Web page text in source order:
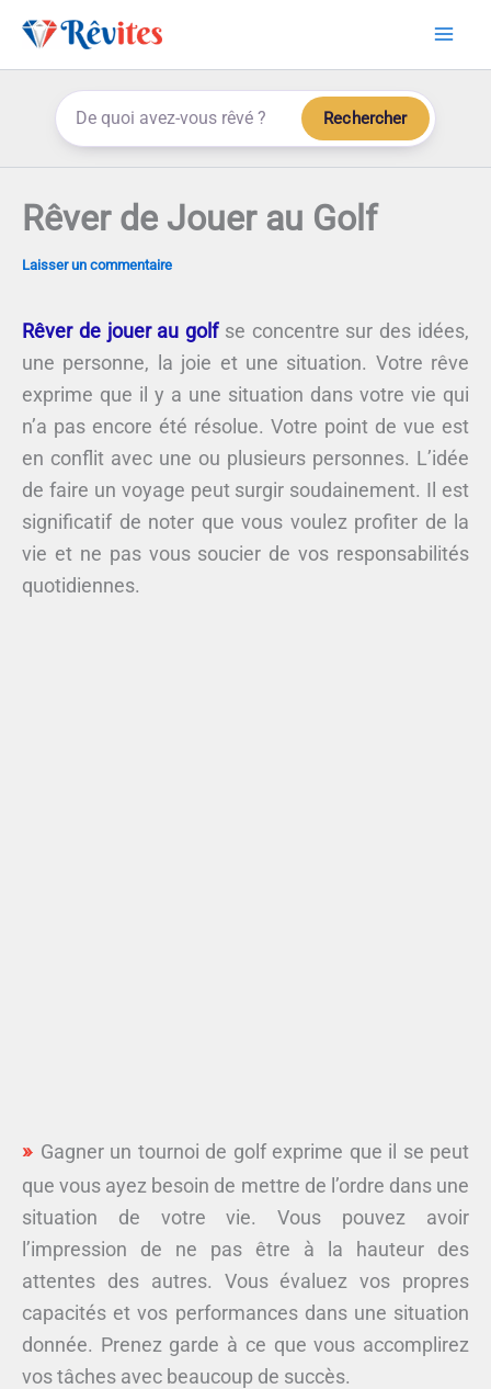
Aller
Rechercher
Rêver de Jouer au Golf
Laisser un commentaire
Rêver de jouer au golfse concentre sur des idées,
une personne, la joie et une situation. Votre rêve
exprime que il y a une situation dans votre vie qui
n’a pas encore été résolue. Votre point de vue est
en conflit avec une ou plusieurs personnes. L’idée
de faire un voyage peut surgir soudainement. Il est
significatif de noter que vous voulez profiter de la
vie et ne pas vous soucier de vos responsabilités
quotidiennes.
Gagner un tournoi de golf exprime que il se peut
que vous ayez besoin de mettre de l’ordre dans une
situation de votre vie. Vous pouvez avoir
l’impression de ne pas être à la hauteur des
attentes des autres. Vous évaluez vos propres
capacités et vos performances dans une situation
donnée. Prenez garde à ce que vous accomplirez
vos tâches avec beaucoup de succès.